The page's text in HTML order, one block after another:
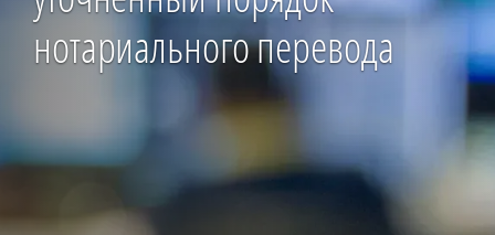
нотариального перевода